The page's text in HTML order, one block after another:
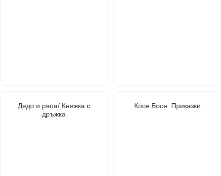
Дядо и ряпа/ Книжка с
дръжка
Косе Босе. Приказки